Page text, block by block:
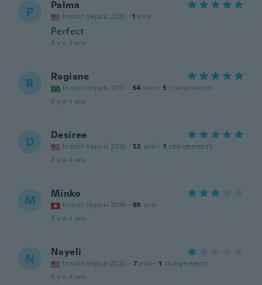
P Palma
Inscrit depuis 2021 · 1 avis
Perfect
il y a 3 ans
R Regiane
Inscrit depuis 2017 · 54 avis · 3 chargements
il y a 4 ans
D Desiree
Inscrit depuis 2016 · 52 avis · 1 chargements
il y a 4 ans
M Minko
Inscrit depuis 2016 · 65 avis
il y a 4 ans
N Nayeli
Inscrit depuis 2020 · 7 avis · 1 chargements
il y a 4 ans